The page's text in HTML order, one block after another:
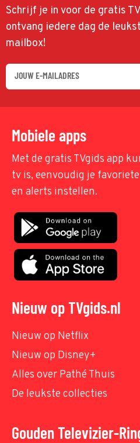
Schrijf je in voor de gratis
ontvang iedere dag de
mailbox!
Mobiele apps
Met de gratis TVgids app
tv is, eenvoudig je
en alerts instellen.
Nieuw op TVgids.nl
Nieuw op Netflix
Nieuw op Disney+
Alles over Pathé Thuis
De leukste collecties
Gouden Televizier-